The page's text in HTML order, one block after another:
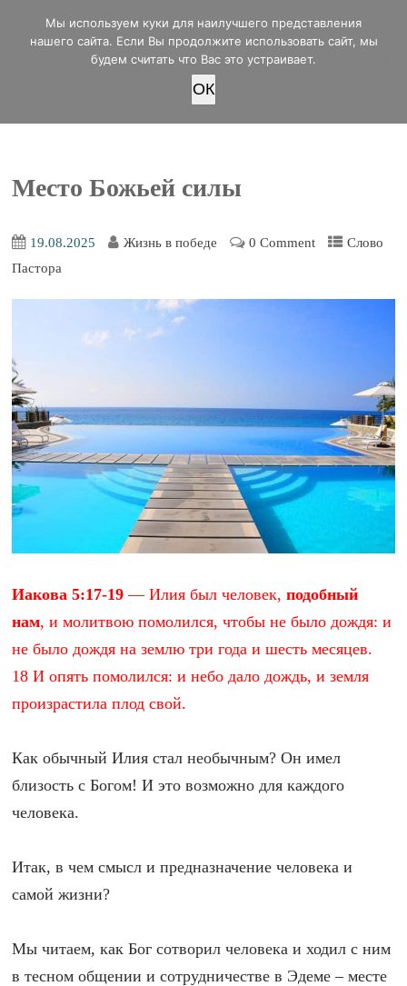
office@lifeinvictory.ru
+7 950 189 4420
Россия, г.Оренбург, ул.Мира 32/2
Место Божьей силы
19.08.2025 Жизнь в победе 0 Comment
Слово
Пастора
Иакова 5:17-19 — Илия был человек,подобный
нам, и молитвою помолился, чтобы не было дождя: и
не было дождя на землю три года и шесть месяцев.
18 И опять помолился: и небо дало дождь, и земля
произрастила плод свой.
Как обычный Илия стал необычным? Он имел
близость с Богом! И это возможно для каждого
человека.
Итак, в чем смысл и предназначение человека и
самой жизни?
Мы читаем, как Бог сотворил человека и ходил с ним
в тесном общении и сотрудничестве в Эдеме – месте
Мы используем куки для наилучшего представления
нашего сайта. Если Вы продолжите использовать сайт, мы
будем считать что Вас это устраивает.
OК